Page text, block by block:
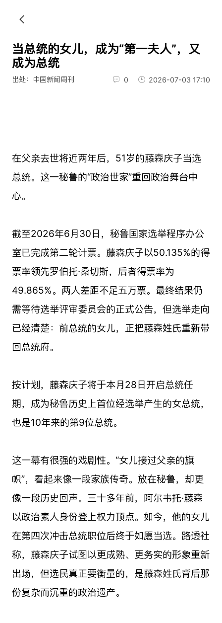
当总统的女儿，成为“第一夫人”，又
成为总统
出处：中国新闻周刊 0 2026-07-03 17:10
在父亲去世将近两年后，51岁的藤森庆子当选
总统。这一秘鲁的“政治世家”重回政治舞台中
心。
截至2026年6月30日，秘鲁国家选举程序办公
室已完成第二轮计票。藤森庆子以50.135%的得
票率领先罗伯托·桑切斯，后者得票率为
49.865%。两人差距不足五万票。最终结果仍
需等待选举评审委员会的正式公告，但选举走向
已经清楚：前总统的女儿，正把藤森姓氏重新带
回总统府。
按计划，藤森庆子将于本月28日开启总统任
期，成为秘鲁历史上首位经选举产生的女总统，
也是10年来的第9位总统。
这一幕有很强的戏剧性。“女儿接过父亲的旗
帜”，看起来像一段家族传奇。放在秘鲁，却更
像一段历史回声。三十多年前，阿尔韦托·藤森
以政治素人身份登上权力顶点。如今，他的女儿
在第四次冲击总统职位后终于如愿当选。路透社
称，藤森庆子试图以更成熟、更务实的形象重新
出场，但选民真正要衡量的，是藤森姓氏背后那
份复杂而沉重的政治遗产。